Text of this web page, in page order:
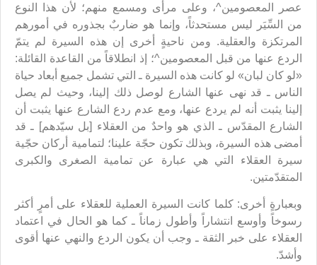
عصر المعصومين^، وعلى مرأى ومسمع منهم؛ لأن هذا النوع
من السِّيَر ليس مستحدثاً، وإنما هو ضاربٌ بجذوره في أمورهم
المرتكزة والعقلية. ومن ناحيةٍ أخرى إن هذه السيرة لم يتمّ
الردع عنها من قبل المعصومين^؛ إذ انطلاقاً من القاعدة القائلة:
«لو كان لبان» لو كانت هذه السيرة ـ التي تشمل جميع أبعاد حياة
الناس ـ قد نهى عنها الشارع لوصل ذلك إلينا، وحيث لم يصل
إلينا يثبت أنه لم يردع عنها، ومع عدم ردع الشارع عنها يثبت أن
الشارع المقدّس ـ الذي هو واحدٌ من العقلاء [بل سيّدهم] ـ قد
أمضى هذه السيرة، وبذلك تكون حجّة علينا؛ لتمامية أركان حجّية
سيرة العقلاء التي هي عبارة عن تمامية الصغرى والكبرى
المتقدّمتين.
وبعبارةٍ أخرى: كلما كانت السيرة العملية للعقلاء على أمرٍ أكثر
رسوخاً وأوسع انتشاراً وأطول زماناً ـ كما هو الحال في اعتماد
العقلاء على خبر الثقة ـ وجب أن يكون الردع والنهي عنها أقوى
وأشدّ.